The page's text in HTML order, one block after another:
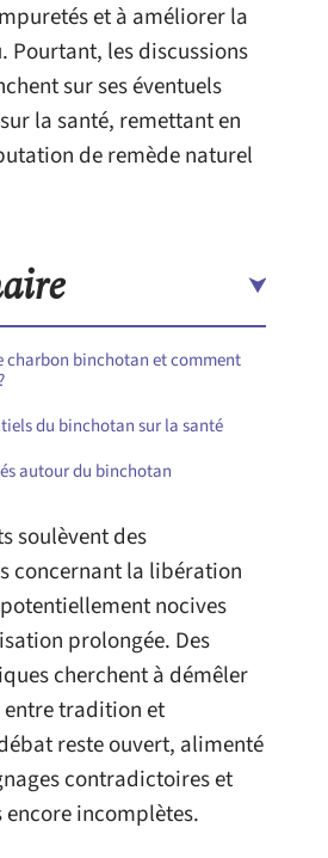
et à améliorer la
Pourtant, les discussions
sur ses éventuels
la santé, remettant en
de remède naturel
charbon binchotan et comment
du binchotan sur la santé
autour du binchotan
soulèvent des
concernant la libération
nocives
prolongée. Des
cherchent à démêler
tradition et
reste ouvert, alimenté
contradictoires et
encore incomplètes.